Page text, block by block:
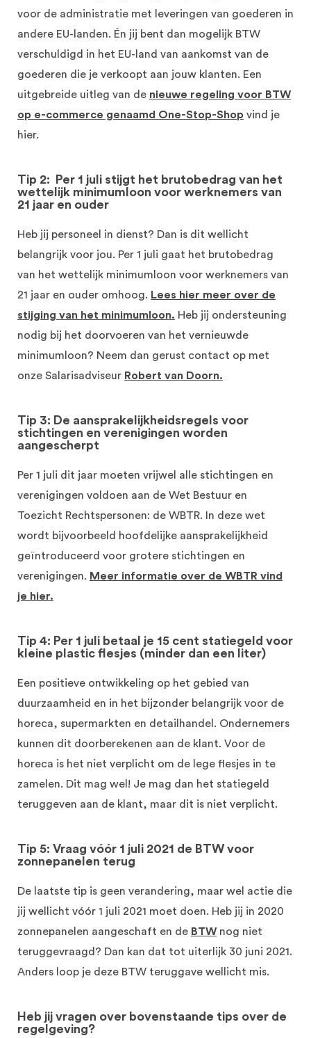
voor de administratie met leveringen van goederen in
andere EU-landen. Én jij bent dan mogelijk BTW
verschuldigd in het EU-land van aankomst van de
goederen die je verkoopt aan jouw klanten. Een
uitgebreide uitleg van de nieuwe regeling voor BTW
op e-commerce genaamd One-Stop-Shop vind je
hier.
Tip 2: Per 1 juli stijgt het brutobedrag van het
wettelijk minimumloon voor werknemers van
21 jaar en ouder
Heb jij personeel in dienst? Dan is dit wellicht
belangrijk voor jou. Per 1 juli gaat het brutobedrag
van het wettelijk minimumloon voor werknemers van
21 jaar en ouder omhoog. Lees hier meer over de
stijging van het minimumloon. Heb jij ondersteuning
nodig bij het doorvoeren van het vernieuwde
minimumloon? Neem dan gerust contact op met
onze Salarisadviseur Robert van Doorn.
Tip 3: De aansprakelijkheidsregels voor
stichtingen en verenigingen worden
aangescherpt
Per 1 juli dit jaar moeten vrijwel alle stichtingen en
verenigingen voldoen aan de Wet Bestuur en
Toezicht Rechtspersonen: de WBTR. In deze wet
wordt bijvoorbeeld hoofdelijke aansprakelijkheid
geïntroduceerd voor grotere stichtingen en
verenigingen. Meer informatie over de WBTR vind
je hier.
Tip 4: Per 1 juli betaal je 15 cent statiegeld voor
kleine plastic flesjes (minder dan een liter)
Een positieve ontwikkeling op het gebied van
duurzaamheid en in het bijzonder belangrijk voor de
horeca, supermarkten en detailhandel. Ondernemers
kunnen dit doorberekenen aan de klant. Voor de
horeca is het niet verplicht om de lege flesjes in te
zamelen. Dit mag wel! Je mag dan het statiegeld
teruggeven aan de klant, maar dit is niet verplicht.
Tip 5: Vraag vóór 1 juli 2021 de BTW voor
zonnepanelen terug
De laatste tip is geen verandering, maar wel actie die
jij wellicht vóór 1 juli 2021 moet doen. Heb jij in 2020
zonnepanelen aangeschaft en de BTW nog niet
teruggevraagd? Dan kan dat tot uiterlijk 30 juni 2021.
Anders loop je deze BTW teruggave wellicht mis.
Heb jij vragen over bovenstaande tips over de
regelgeving?